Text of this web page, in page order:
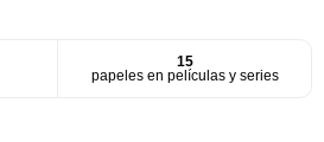
15
papeles en películas y series